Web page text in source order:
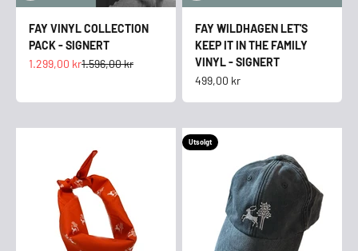
FAY VINYL COLLECTION
PACK - SIGNERT
Salgspris
1.299,00 krNormalpris
1.596,00 kr
FAY WILDHAGEN LET'S
KEEP IT IN THE FAMILY
VINYL - SIGNERT
Salgspris
499,00 kr
Utsolgt